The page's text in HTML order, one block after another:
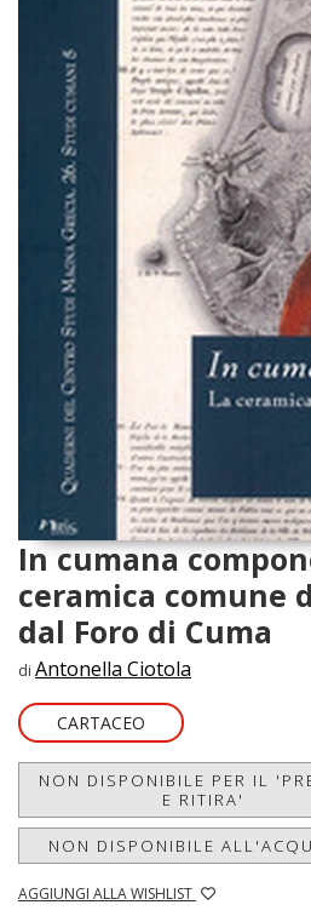
In cumana
ceramica comune
dal Foro di Cuma
di Antonella Ciotola
CARTACEO
NON DISPONIBILE PER IL
E RITIRA'
NON DISPONIBILE
AGGIUNGI ALLA WISHLIST